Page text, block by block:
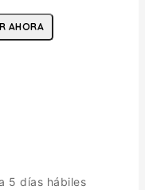
AHORA
5 días hábiles